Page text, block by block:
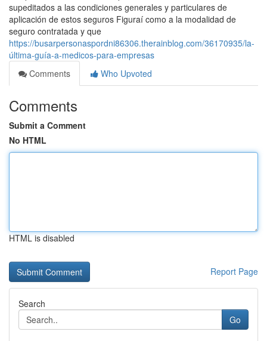
supeditados a las condiciones generales y particulares de
aplicación de estos seguros Figuraí como a la modalidad de
seguro contratada y que
https://busarpersonaspordni86306.therainblog.com/36170935/la-
última-guía-a-medicos-para-empresas
Comments
Who Upvoted
Comments
Submit a Comment
No HTML
HTML is disabled
Report Page
Search
Go